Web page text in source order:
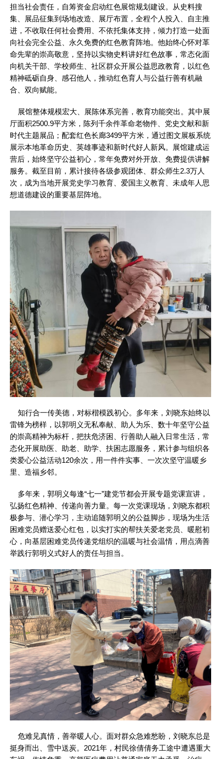
担当社会责任，自筹资金启动红色展馆规划建设。从史料搜
集、展品征集到场地改造、展厅布置，全程个人投入、自主推
进，不收取任何社会费用、不依托集体支持，倾力打造一处面
向社会完全公益、永久免费的红色教育阵地。他始终心怀对革
命先辈的崇高敬意，坚持以实物史料讲好红色故事，常态化面
向机关干部、学校师生、社区群众开展公益思政教育，以红色
精神砥砺自身、感召他人，推动红色育人与公益行善有机融
合、双向赋能。
展馆整体规模宏大、展陈体系完善，教育功能突出。其中展
厅面积2500.9平方米，陈列千余件革命老物件、党史文献和新
时代主题展品；配套红色长廊3499平方米，通过图文展板系统
展示本地革命历史、英雄事迹和新时代好人新风。展馆建成运
营后，始终坚守公益初心，常年免费对外开放、免费提供讲解
服务。截至目前，累计接待各级参观团体、群众师生2.3万人
次，成为当地开展党史学习教育、爱国主义教育、未成年人思
想道德建设的重要基层阵地。
知行合一传美德，对标楷模践初心。多年来，刘晓东始终以
雷锋为榜样，以郭明义无私奉献、助人为乐、数十年坚守公益
的崇高精神为标杆，把扶危济困、行善助人融入日常生活，常
态化开展助医、助老、助学、扶困志愿服务，累计参与组织各
类爱心公益活动120余次，用一件件实事、一次次坚守温暖乡
里、造福乡邻。
多年来，郭明义每逢“七一”建党节都会开展专题党课宣讲，
弘扬红色精神、传递向善力量。每一次党课现场，刘晓东都积
极参与、潜心学习，主动追随郭明义的公益脚步，现场为生活
困难党员赠送爱心红包，以实打实的帮扶关爱老党员、暖慰初
心，向基层困难党员传递党组织的温暖与社会温情，用点滴善
举践行郭明义式好人的责任与担当。
危难见真情，善举暖人心。面对群众急难愁盼，刘晓东总是
挺身而出、雪中送炭。2021年，村民徐倩倩务工途中遭遇重大